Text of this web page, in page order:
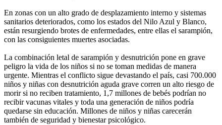
En zonas con un alto grado de desplazamiento interno y sistemas
sanitarios deteriorados, como los estados del Nilo Azul y Blanco,
están resurgiendo brotes de enfermedades, entre ellas el sarampión,
con las consiguientes muertes asociadas.
La combinación letal de sarampión y desnutrición pone en grave
peligro la vida de los niños si no se toman medidas de manera
urgente. Mientras el conflicto sigue devastando el país, casi 700.000
niños y niñas con desnutrición aguda grave corren un alto riesgo de
morir si no reciben tratamiento, 1,7 millones de bebés podrían no
recibir vacunas vitales y toda una generación de niños podría
quedarse sin educación. Millones de niños y niñas carecerán
también de seguridad y bienestar psicológico.